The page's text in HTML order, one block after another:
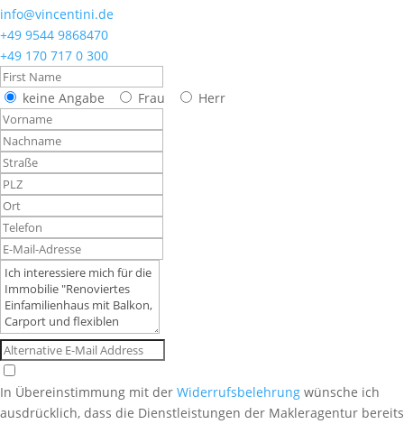
info@vincentini.de
+49 9544 9868470
+49 170 717 0 300
keine Angabe Frau Herr
In Übereinstimmung mit der Widerrufsbelehrung wünsche ich
ausdrücklich, dass die Dienstleistungen der Makleragentur bereits